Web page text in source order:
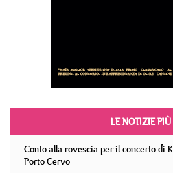
LE NOTIZIE PIÙ
Conto alla rovescia per il concerto di
Porto Cervo